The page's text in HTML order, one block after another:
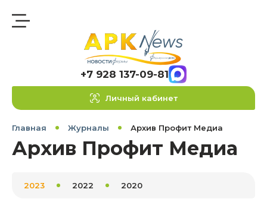
+7 928 137-09-81
Личный кабинет
Главная Журналы Архив Профит Медиа
Архив Профит Медиа
2023 2022 2020